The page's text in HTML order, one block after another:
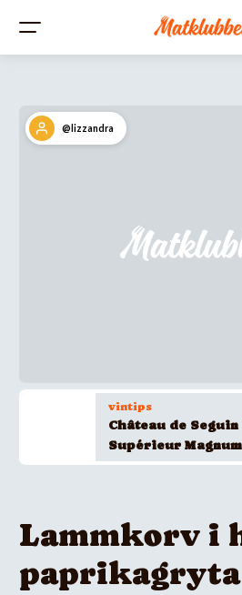
@lizzandra
vintips
Château de
Supérieur Magnum
Lammkorv i
paprikagryta